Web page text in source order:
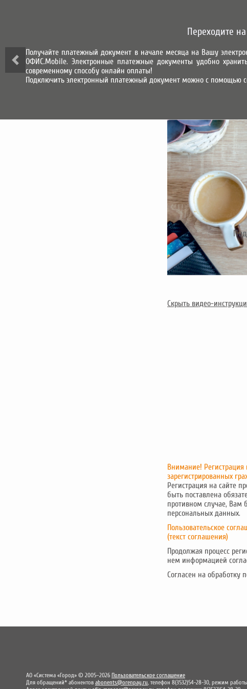
Скрыть видео-
Внимание!
зарегистрированных
Регистрация на сайте
быть поставлена
противном случае, Вам
персональных данных.
Пользовательское
(текст соглашения)
Продолжая процесс
нем информацией
Согласен на обработку
АО «Система «Город» © 2005–2026 Пользовательское соглашение
Для обращений* абонентов abonents@orenpay.ru, телефон 8(3532)54-28-30, режим
Переходите
Получайте платежный документ в начале месяца на Вашу
ОФИС.Mobile. Электронные платежные документы удобно
современному способу онлайн оплаты!
Подключить электронный платежный документ можно с помощью